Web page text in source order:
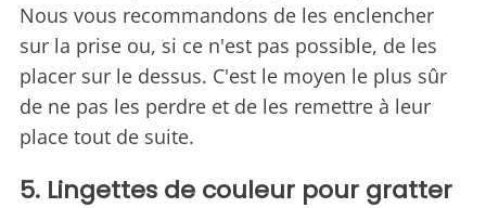
Nous vous recommandons de les enclencher
sur la prise ou, si ce n'est pas possible, de les
placer sur le dessus. C'est le moyen le plus sûr
de ne pas les perdre et de les remettre à leur
place tout de suite.
5. Lingettes de couleur pour gratter